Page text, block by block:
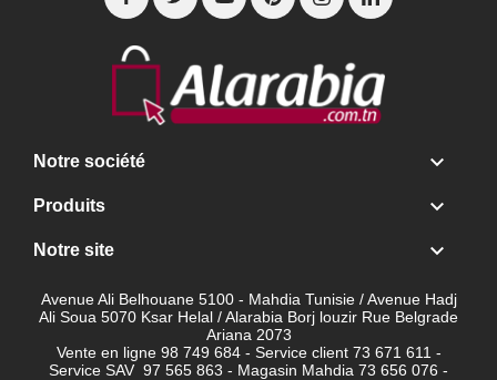
Notre société 
Produits 
Notre site 
Avenue Ali Belhouane 5100 - Mahdia Tunisie / Avenue Hadj
Ali Soua 5070 Ksar Helal / Alarabia Borj louzir Rue Belgrade
Ariana 2073
Vente en ligne 98 749 684 - Service client 73 671 611 -
Service SAV 97 565 863 - Magasin Mahdia 73 656 076 -